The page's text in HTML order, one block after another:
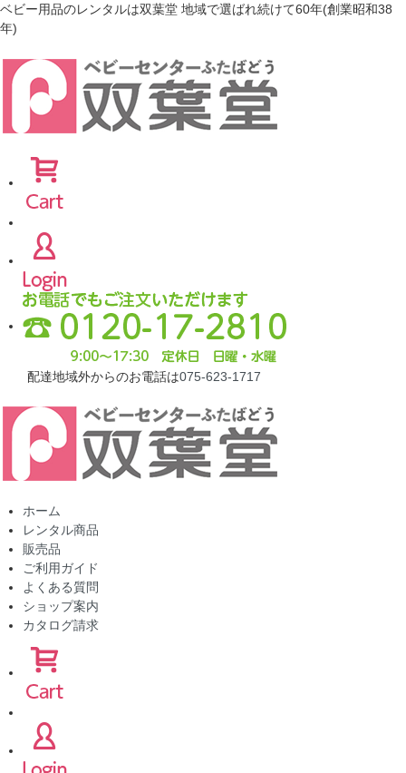
ベビー用品のレンタルは双葉堂 地域で選ばれ続けて60年(創業昭和38
年)
配達地域外からのお電話は075-623-1717
ホーム
レンタル商品
販売品
ご利用ガイド
よくある質問
ショップ案内
カタログ請求